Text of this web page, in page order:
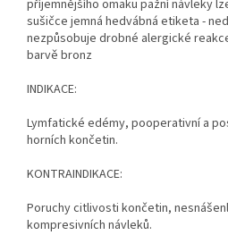
příjemnějšího omaku pažní návleky
sušičce jemná hedvábná etiketa -
nezpůsobuje drobné alergické
barvě bronz
INDIKACE:
Lymfatické edémy, pooperativní a
horních končetin.
KONTRAINDIKACE:
Poruchy citlivosti končetin,
kompresivních návleků.